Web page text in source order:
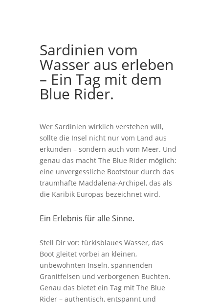
Sardinien vom
Wasser aus erleben
– Ein Tag mit dem
Blue Rider.
Wer Sardinien wirklich verstehen will,
sollte die Insel nicht nur vom Land aus
erkunden – sondern auch vom Meer. Und
genau das macht The Blue Rider möglich:
eine unvergessliche Bootstour durch das
traumhafte Maddalena-Archipel, das als
die Karibik Europas bezeichnet wird.
Ein Erlebnis für alle Sinne.
Stell Dir vor: türkisblaues Wasser, das
Boot gleitet vorbei an kleinen,
unbewohnten Inseln, spannenden
Granitfelsen und verborgenen Buchten.
Genau das bietet ein Tag mit The Blue
Rider – authentisch, entspannt und